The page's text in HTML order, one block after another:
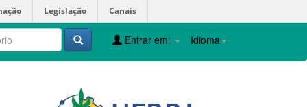
Legislação Canais
Idioma
Entrar em: